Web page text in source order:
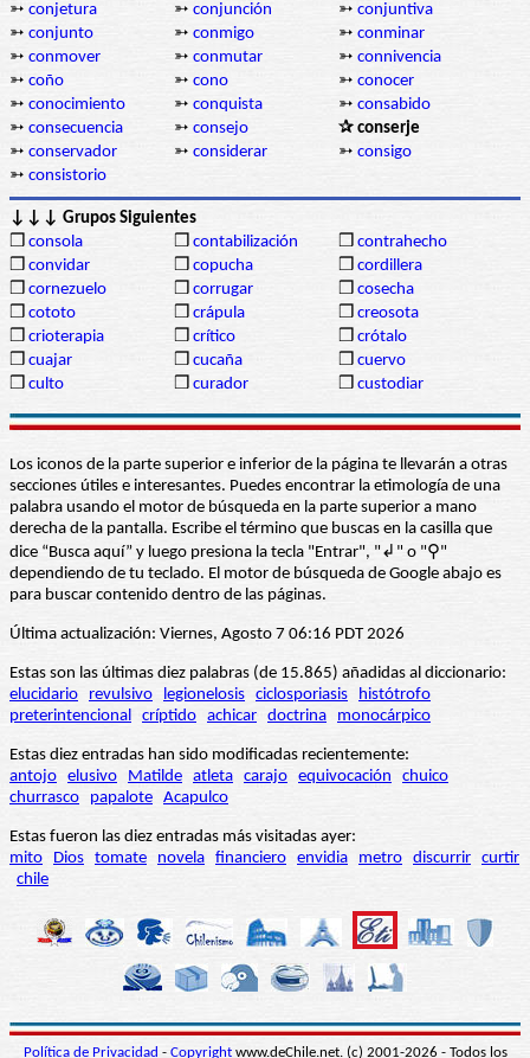
➳ conjetura ➳ conjunción ➳ conjuntiva
➳ conjunto ➳ conmigo ➳ conminar
➳ conmover ➳ conmutar ➳ connivencia
➳ coño ➳ cono ➳ conocer
➳ conocimiento ➳ conquista ➳ consabido
➳ consecuencia ➳ consejo
✰ conserje
➳ conservador ➳ considerar ➳ consigo
➳ consistorio
↓↓↓ Grupos Siguientes
❒ consola ❒ contabilización ❒ contrahecho
❒ convidar ❒ copucha ❒ cordillera
❒ cornezuelo ❒ corrugar ❒ cosecha
❒ cototo ❒ crápula ❒ creosota
❒ crioterapia ❒ crítico ❒ crótalo
❒ cuajar ❒ cucaña ❒ cuervo
❒ culto ❒ curador ❒ custodiar
Los iconos de la parte superior e inferior de la página te llevarán a otras
secciones útiles e interesantes. Puedes encontrar la etimología de una
palabra usando el motor de búsqueda en la parte superior a mano
derecha de la pantalla. Escribe el término que buscas en la casilla que
dice “Busca aquí” y luego presiona la tecla "Entrar", "↲" o "⚲"
dependiendo de tu teclado. El motor de búsqueda de Google abajo es
para buscar contenido dentro de las páginas.
Última actualización: Viernes, Agosto 7 06:16 PDT 2026
Estas son las últimas diez palabras (de 15.865) añadidas al diccionario:
elucidario
revulsivo legionelosis ciclosporiasis
histótrofo
preterintencional críptido achicar doctrina monocárpico
Estas diez entradas han sido modificadas recientemente:
antojo elusivo Matilde atleta carajo equivocación
chuico
churrasco
papalote Acapulco
Estas fueron las diez entradas más visitadas ayer:
mito
Dios tomate novela financiero envidia metro discurrir curtir
chile
Política de Privacidad - Copyrightwww.deChile.net. (c) 2001-2026 - Todos los